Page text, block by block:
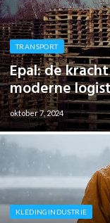
TRANSPORT
Epal: de
moderne
oktober 7, 2024
KLEDINGINDUSTRIE